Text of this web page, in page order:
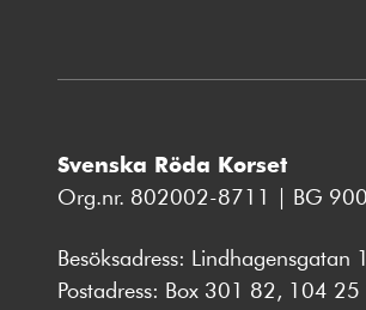
Svenska Röda Korset
Org.nr. 802002-8711 | BG
Besöksadress: Lindhagensgatan
Postadress: Box 301 82, 104 25